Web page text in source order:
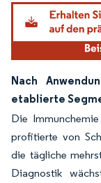
Nach
etablierte
Die
profitierte von
die tägliche
Diagnostik